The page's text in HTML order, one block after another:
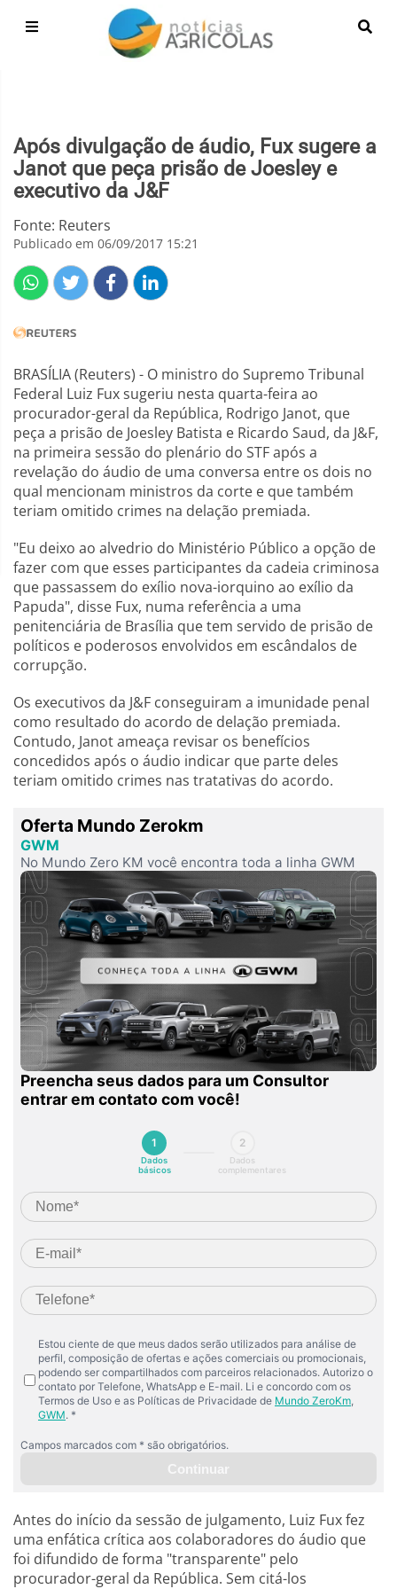
Após divulgação de áudio, Fux sugere a
Janot que peça prisão de Joesley e
executivo da J&F
Fonte: Reuters
Publicado em 06/09/2017 15:21
BRASÍLIA (Reuters) - O ministro do Supremo Tribunal
Federal Luiz Fux sugeriu nesta quarta-feira ao
procurador-geral da República, Rodrigo Janot, que
peça a prisão de Joesley Batista e Ricardo Saud, da J&F,
na primeira sessão do plenário do STF após a
revelação do áudio de uma conversa entre os dois no
qual mencionam ministros da corte e que também
teriam omitido crimes na delação premiada.
"Eu deixo ao alvedrio do Ministério Público a opção de
fazer com que esses participantes da cadeia criminosa
que passassem do exílio nova-iorquino ao exílio da
Papuda", disse Fux, numa referência a uma
penitenciária de Brasília que tem servido de prisão de
políticos e poderosos envolvidos em escândalos de
corrupção.
Os executivos da J&F conseguiram a imunidade penal
como resultado do acordo de delação premiada.
Contudo, Janot ameaça revisar os benefícios
concedidos após o áudio indicar que parte deles
teriam omitido crimes nas tratativas do acordo.
Antes do início da sessão de julgamento, Luiz Fux fez
uma enfática crítica aos colaboradores do áudio que
foi difundido de forma "transparente" pelo
procurador-geral da República. Sem citá-los